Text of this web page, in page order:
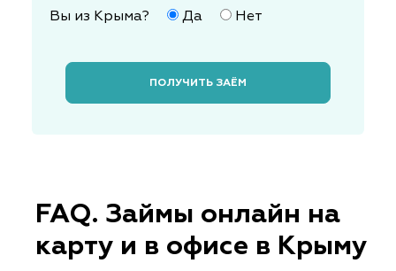
Вы из Крыма? Да Нет
ПОЛУЧИТЬ ЗАЁМ
FAQ. Займы онлайн на
карту и в офисе в Крыму